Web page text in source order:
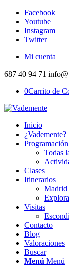
Facebook
Youtube
Instagram
Twitter
Mi cuenta
687 40 94 71
0Carrito de
Inicio
¿Vademente?
Todas
Clases
Itinerarios
Madrid
Visitas
Contacto
Blog
Valoraciones
Buscar
Menú Menú